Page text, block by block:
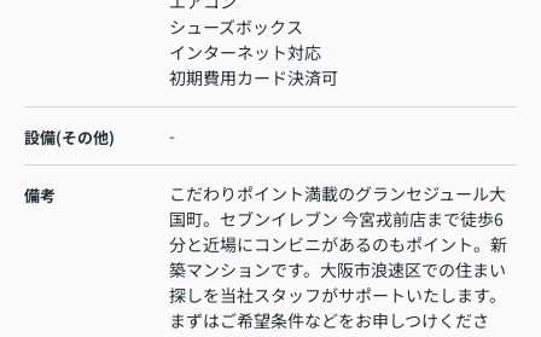
シューズボックス
インターネット対応
初期費用カード決済可
設備(その他) -
備考
こだわりポイント満載のグランセジュール大
国町。セブンイレブン 今宮戎前店まで徒歩6
分と近場にコンビニがあるのもポイント。新
築マンションです。大阪市浪速区での住まい
探しを当社スタッフがサポートいたします。
まずはご希望条件などをお申しつけくださ